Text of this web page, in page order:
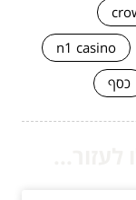
n1 casino
כסף